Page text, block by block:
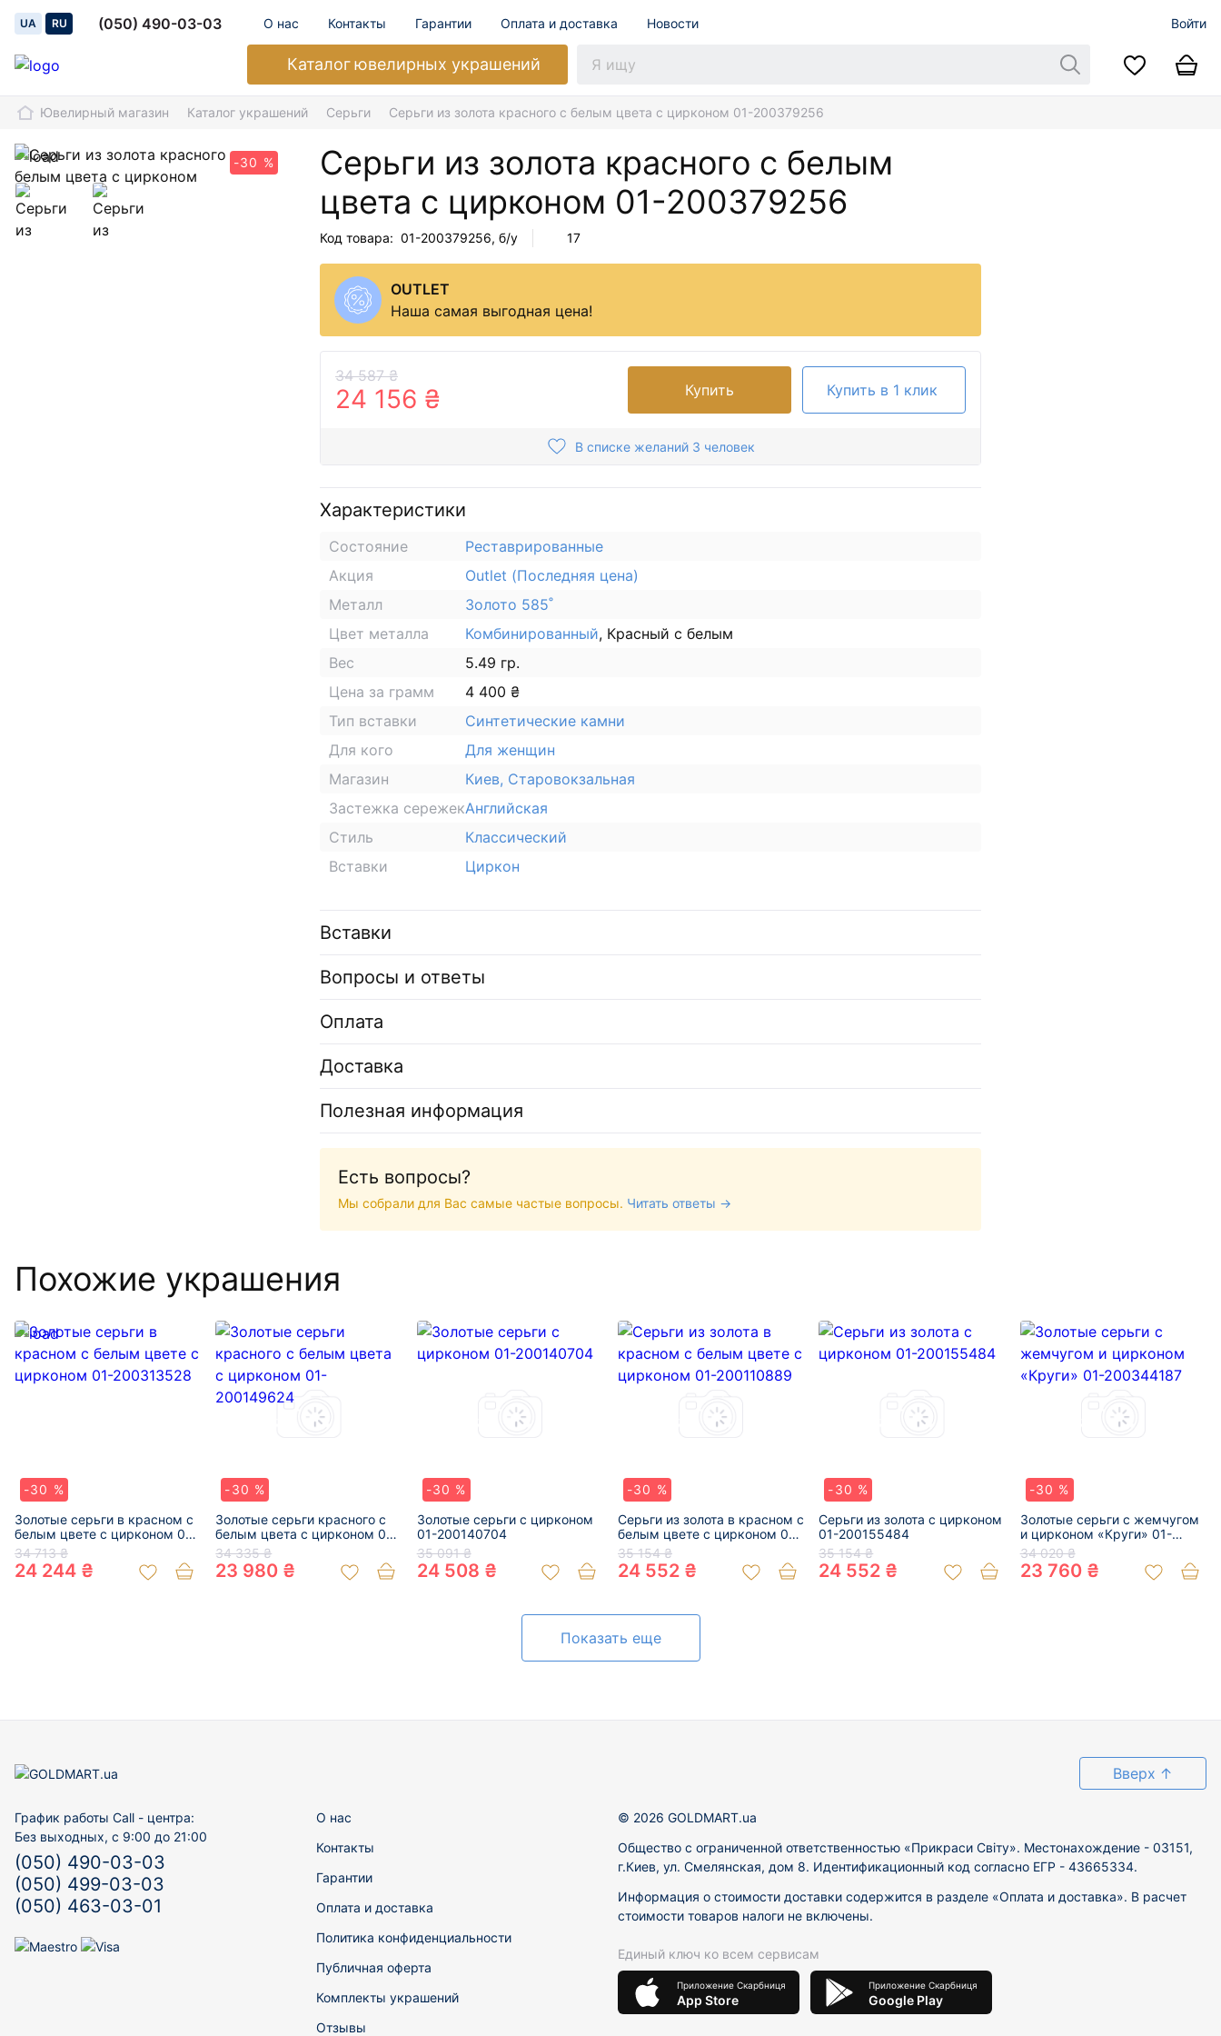
UA RU (050) 490-03-03 О нас Контакты Гарантии Оплата и доставка Новости Войти
Каталогювелирных украшений
Ювелирный магазин Каталог украшений Серьги Серьги из золота красного с белым цвета с цирконом 01-200379256
-30 %
Серьги из золота красного с белым
цвета с цирконом 01-200379256
Код товара: 01-200379256, б/у 17
OUTLET
Наша самая выгодная цена!
34 587 ₴
24 156 ₴ Купить Купить в 1 клик
В списке желаний 3 человек
Характеристики
Состояние
Реставрированные
Акция
Outlet (Последняя цена)
Металл
Золото 585˚
Цвет металла
Комбинированный, Красный с белым
Вес
5.49 гр.
Цена за грамм
4 400 ₴
Тип вставки
Синтетические камни
Для кого
Для женщин
Магазин
Киев, Старовокзальная
Застежка сережекАнглийская
Стиль
Классический
Вставки
Циркон
Вставки
Вопросы и ответы
Оплата
Доставка
Полезная информация
Есть вопросы?
Мы собрали для Вас самые частые вопросы. Читать ответы →
Похожие украшения
-30 %
Золотые серьги в красном с
белым цвете с цирконом 01-
200313528
34 713 ₴
24 244 ₴
-30 %
Золотые серьги красного с
белым цвета с цирконом 01-
200149624
34 335 ₴
23 980 ₴
-30 %
Золотые серьги с цирконом
01-200140704
35 091 ₴
24 508 ₴
-30 %
Серьги из золота в красном с
белым цвете с цирконом 01-
200110889
35 154 ₴
24 552 ₴
-30 %
Серьги из золота с цирконом
01-200155484
35 154 ₴
24 552 ₴
-30 %
Золотые серьги с жемчугом
и цирконом «Круги» 01-
200344187
34 020 ₴
23 760 ₴
Показать еще
Вверх ↑
График работы Call - центра:
Без выходных, с 9:00 до 21:00
(050) 490-03-03
(050) 499-03-03
(050) 463-03-01
О нас
Контакты
Гарантии
Оплата и доставка
Политика конфиденциальности
Публичная оферта
Комплекты украшений
Отзывы
© 2026 GOLDMART.ua
Общество с ограниченной ответственностью «Прикраси Світу». Местонахождение - 03151,
г.Киев, ул. Смелянская, дом 8. Идентификационный код согласно ЕГР - 43665334.
Информация о стоимости доставки содержится в разделе «Оплата и доставка». В расчет
стоимости товаров налоги не включены.
Единый ключ ко всем сервисам
Приложение Скарбниця
App Store
Приложение Скарбниця
Google Play